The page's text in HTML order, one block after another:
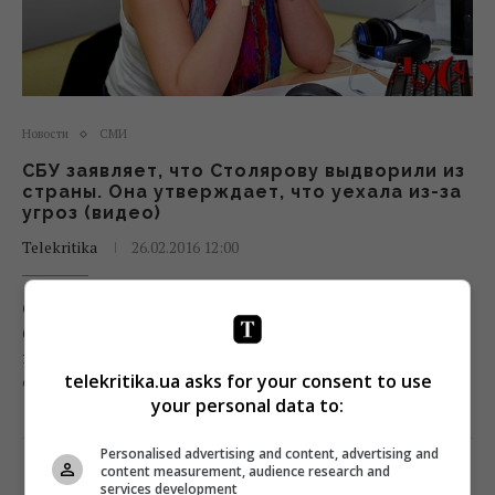
Новости СМИ
СБУ заявляет, что Столярову выдворили из
страны. Она утверждает, что уехала из-за
угроз (видео)
Telekritika
26.02.2016 12:00
О запрете въезда в Украину на пять лет уже
бывшему креативному продюсеру «Подробностей
недели» Марии Столяровой сообщила пресс-
секретарь СБУ Елена Гитлянская.
telekritika.ua asks for your consent to use
your personal data to:
Personalised advertising and content, advertising and
content measurement, audience research and
services development